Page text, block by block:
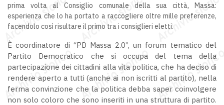
prima volta al Consiglio comunale della sua città, Massa:
esperienza che lo ha portato a raccogliere oltre mille preferenze,
facendolo così risultare il primo tra i consiglieri eletti.
È coordinatore di “PD Massa 2.0”, un forum tematico del
Partito Democratico che si occupa del tema della
partecipazione dei cittadini alla vita politica, che ha deciso di
rendere aperto a tutti (anche ai non iscritti al partito), nella
ferma convinzione che la politica debba saper coinvolgere
non solo coloro che sono inseriti in una struttura di partito.